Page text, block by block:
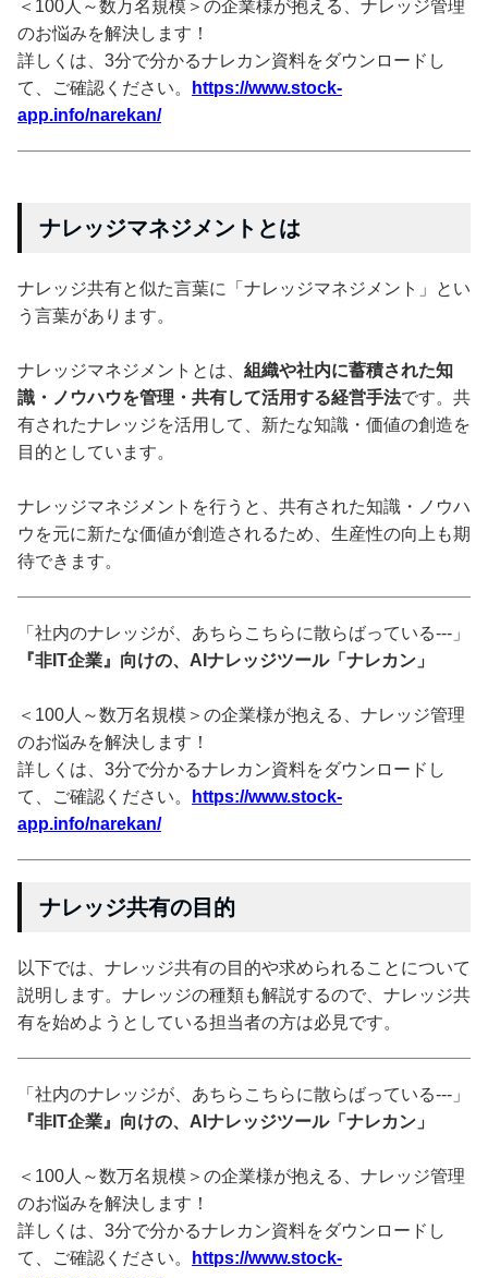
＜100人～数万名規模＞の企業様が抱える、ナレッジ管理
のお悩みを解決します！
詳しくは、3分で分かるナレカン資料をダウンロードし
て、ご確認ください。
https://www.stock-
app.info/narekan/
ナレッジマネジメントとは
ナレッジ共有と似た言葉に「ナレッジマネジメント」とい
う言葉があります。
ナレッジマネジメントとは、 組織や社内に蓄積された知
識・ノウハウを管理・共有して活用する経営手法です。共
有されたナレッジを活用して、新たな知識・価値の創造を
目的としています。
ナレッジマネジメントを行うと、共有された知識・ノウハ
ウを元に新たな価値が創造されるため、生産性の向上も期
待できます。
「社内のナレッジが、あちらこちらに散らばっている---」
『非IT企業』向けの、AIナレッジツール「ナレカン」
＜100人～数万名規模＞の企業様が抱える、ナレッジ管理
のお悩みを解決します！
詳しくは、3分で分かるナレカン資料をダウンロードし
て、ご確認ください。
https://www.stock-
app.info/narekan/
ナレッジ共有の目的
以下では、ナレッジ共有の目的や求められることについて
説明します。ナレッジの種類も解説するので、ナレッジ共
有を始めようとしている担当者の方は必見です。
「社内のナレッジが、あちらこちらに散らばっている---」
『非IT企業』向けの、AIナレッジツール「ナレカン」
＜100人～数万名規模＞の企業様が抱える、ナレッジ管理
のお悩みを解決します！
詳しくは、3分で分かるナレカン資料をダウンロードし
て、ご確認ください。
https://www.stock-